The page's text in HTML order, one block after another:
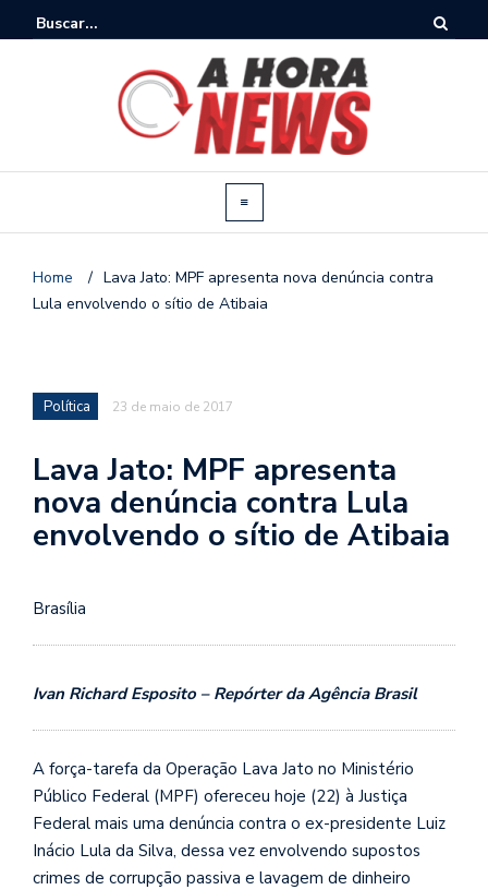
Home / Lava Jato: MPF apresenta nova denúncia contra
Lula envolvendo o sítio de Atibaia
Política 23 de maio de 2017
Lava Jato: MPF apresenta
nova denúncia contra Lula
envolvendo o sítio de Atibaia
Brasília
Ivan Richard Esposito – Repórter da Agência Brasil
A força-tarefa da Operação Lava Jato no Ministério
Público Federal (MPF) ofereceu hoje (22) à Justiça
Federal mais uma denúncia contra o ex-presidente Luiz
Inácio Lula da Silva, dessa vez envolvendo supostos
crimes de corrupção passiva e lavagem de dinheiro